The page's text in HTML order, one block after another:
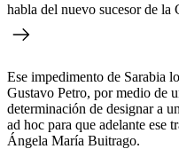
habla del nuevo sucesor de la
Ese impedimento de Sarabia
Gustavo Petro, por medio de
determinación de designar a
ad hoc para que adelante ese
Ángela María Buitrago.